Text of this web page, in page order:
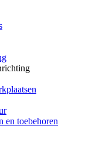
en toebehoren